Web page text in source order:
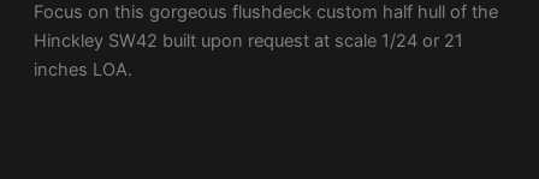
Focus on this gorgeous flushdeck custom half hull of the
Hinckley SW42 built upon request at scale 1/24 or 21
inches LOA.